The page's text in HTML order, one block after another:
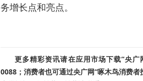
务增长点和亮点。
更多精彩资讯请在应用市场下载“央
0088；消费者也可通过央广网“啄木鸟消费